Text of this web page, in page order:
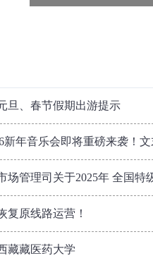
旦、春节假期出游提示
新年音乐会即将重磅来袭！
场管理司关于2025年 全国特
复原线路运营！
藏藏医药大学